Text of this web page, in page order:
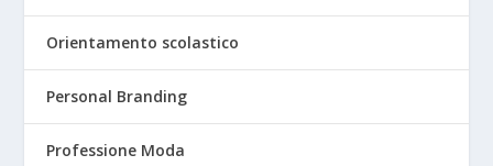
Orientamento scolastico
Personal Branding
Professione Moda